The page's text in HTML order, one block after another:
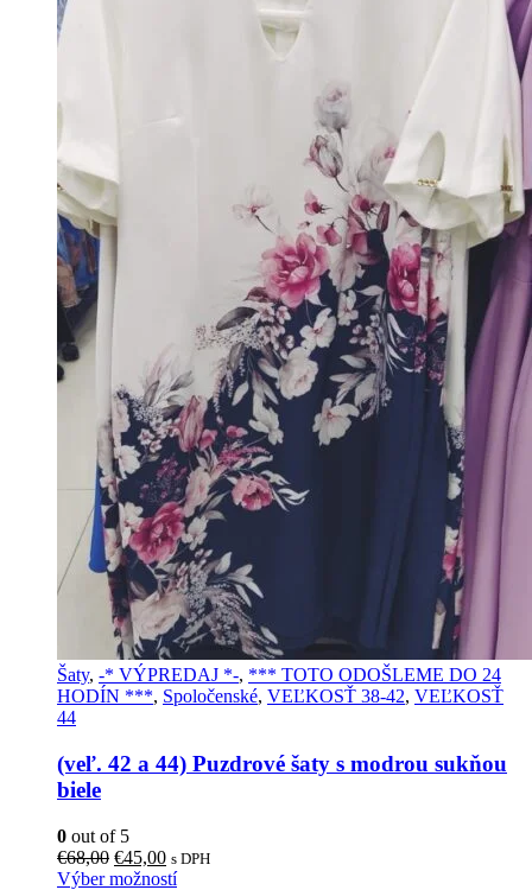
Šaty, -* VÝPREDAJ *-, *** TOTO ODOŠLEME DO 24
HODÍN ***, Spoločenské, VEĽKOSŤ 38-42, VEĽKOSŤ
44
(veľ. 42 a 44) Puzdrové šaty s modrou sukňou
biele
0 out of 5
€68,00 Pôvodná
cena
€45,00Aktuálna
cena
s DPH
Výber možnostíTento